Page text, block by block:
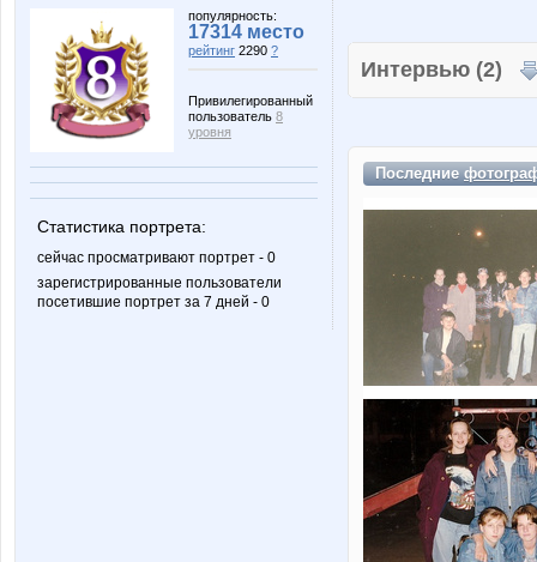
популярность:
17314 место
рейтинг 2290 ?
Привилегированный
пользователь 8
уровня
Статистика портрета:
сейчас просматривают портрет - 0
зарегистрированные пользователи
посетившие портрет за 7 дней - 0
Интервью (2)
Последние